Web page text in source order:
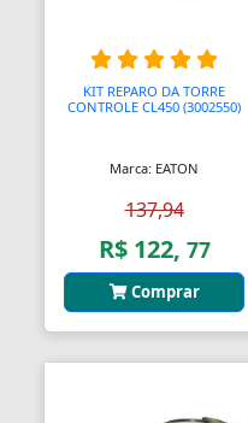
Balanças Comerciais
Balanços
Balcões
Bancos
Bancos
Bancos de Jardim
KIT REPARO DA TORRE
CONTROLE CL450 (3002550)
Marca: EATON
137,94
R$ 122, 77
Comprar